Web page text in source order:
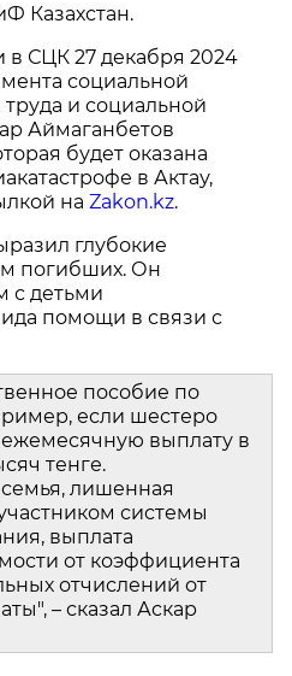
Казахстан.
СЦК 27 декабря 2024
социальной
и социальной
Аймаганбетов
будет оказана
в Актау,
наZakon.kz.
глубокие
погибших. Он
с детьми
помощи в связи с
пособие по
если шестеро
ежемесячную выплату в
тенге.
лишенная
системы
выплата
от коэффициента
отчислений от
– сказал Аскар